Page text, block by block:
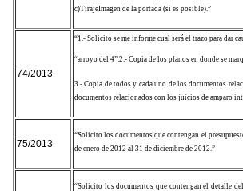
c)TirajeImagen de la portada (si es posible).”
74/2013
“1.- Solicito se me informe cual será el trazo para dar
“arroyo del 4”.2.- Copia de los planos en donde se
3.- Copia de todos y cada uno de los documentos
documentos relacionados con los juicios de amparo
75/2013
“Solicito los documentos que contengan el
de enero de 2012 al 31 de diciembre de 2012.”
“Solicito los documentos que contengan el detalle